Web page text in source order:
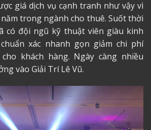
giá dịch vụ cạnh tranh như vậy vì
trong ngành cho thuê. Suốt thời
có đội ngũ kỹ thuật viên giàu kinh
xác nhanh gọn giảm chi phí
khách hàng. Ngày càng nhiều
vào Giải Trí Lê Vũ.